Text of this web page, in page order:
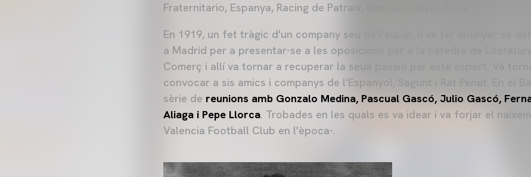
Fraternitario, Espanya, Racing de Patraix, Bancari o River Túria.
En 1919, un fet tràgic d'un company seu de l'equip, li va fer allunyar-se del
a Madrid per a presentar-se a les oposicions per a la càtedra de Literatura
Comerç i allí va tornar a recuperar la seua passió per este esport. Va
convocar a sis amics i companys de l'Espanyol, Sagunt i Rat Penat. En el
sèrie de reunions amb Gonzalo Medina, Pascual Gascó, Julio Gascó,
Aliaga i Pepe Llorca. Trobades en les quals es va idear i va forjar el
Valencia Football Club en l'època-.